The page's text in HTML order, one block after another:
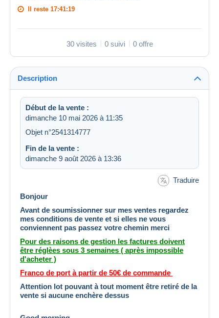
Il reste 17:41:18
30 visites 0 suivi 0 offre
Description
Début de la vente :
dimanche 10 mai 2026 à 11:35
Objet n°2541314777
Fin de la vente :
dimanche 9 août 2026 à 13:36
Traduire
Bonjour
Avant de soumissionner sur mes ventes regardez
mes conditions de vente et si elles ne vous
conviennent pas passez votre chemin merci
Pour des raisons de gestion les factures doivent
être réglèes sous 3 semaines ( après impossible
d'acheter )
Franco de port à partir de 50€ de commande
Attention lot pouvant à tout moment être retiré de la
vente si aucune enchère dessus